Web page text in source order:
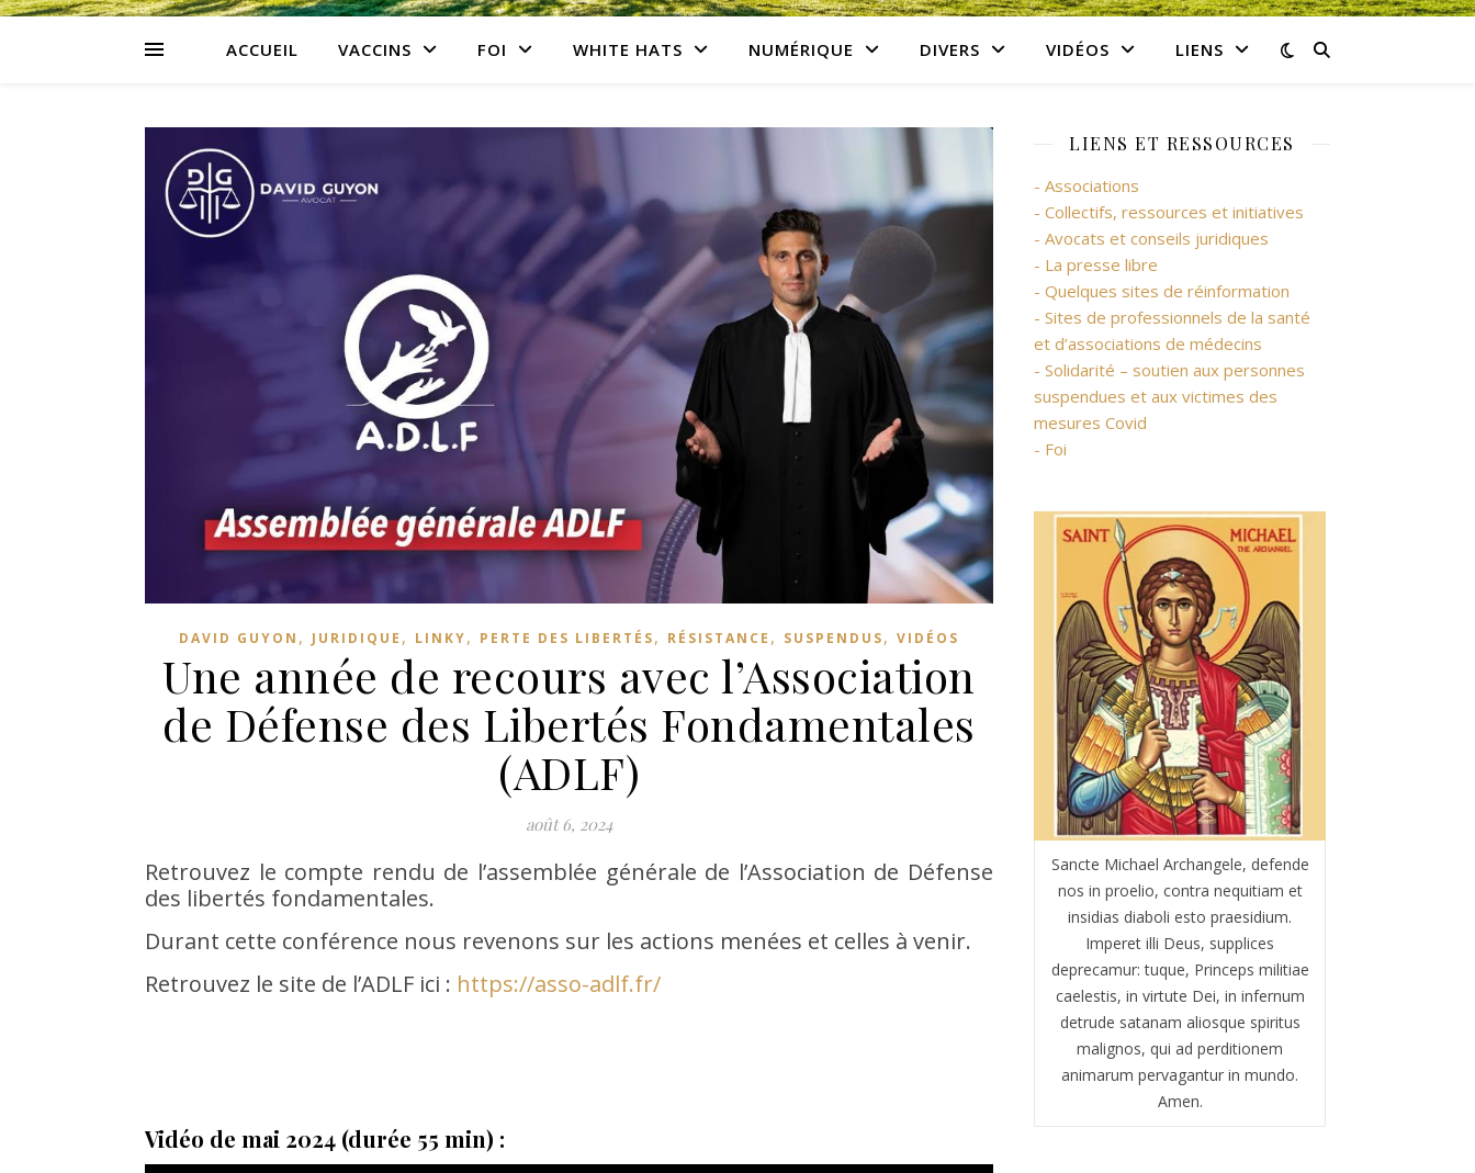
ACCUEIL VACCINS FOI WHITE HATS NUMÉRIQUE DIVERS VIDÉOS LIENS
DAVID GUYON , JURIDIQUE , LINKY, PERTE DES LIBERTÉS, RÉSISTANCE , SUSPENDUS, VIDÉOS
Une année de recours avec l’Association
de Défense des Libertés Fondamentales
(ADLF)
août 6, 2024
Retrouvez le compte rendu de l’assemblée générale de l’Association de Défense
des libertés fondamentales.
Durant cette conférence nous revenons sur les actions menées et celles à venir.
Retrouvez le site de l’ADLF ici : https://asso-adlf.fr/
Vidéo de mai 2024 (durée 55 min) :
LIENS ET RESSOURCES
- Associations
- Collectifs, ressources et initiatives
- Avocats et conseils juridiques
- La presse libre
- Quelques sites de réinformation
- Sites de professionnels de la santé
et d’associations de médecins
- Solidarité – soutien aux personnes
suspendues et aux victimes des
mesures Covid
- Foi
Sancte Michael Archangele, defende
nos in proelio, contra nequitiam et
insidias diaboli esto praesidium.
Imperet illi Deus, supplices
deprecamur: tuque, Princeps militiae
caelestis, in virtute Dei, in infernum
detrude satanam aliosque spiritus
malignos, qui ad perditionem
animarum pervagantur in mundo.
Amen.